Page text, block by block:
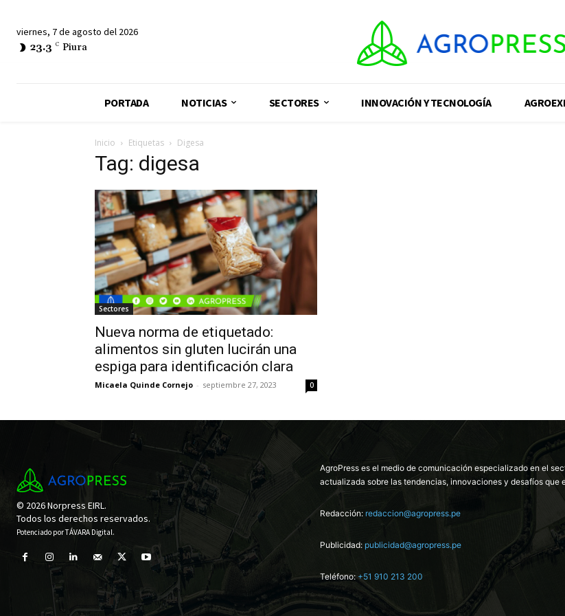
viernes, 7 de agosto del 2026
23.3 C Piura
PORTADA NOTICIAS SECTORES INNOVACIÓN Y TECNOLOGÍA
Inicio Etiquetas Digesa
Tag: digesa
Sectores
Nueva norma de etiquetado:
alimentos sin gluten lucirán una
espiga para identificación clara
Micaela Quinde Cornejo - septiembre 27, 2023 0
© 2026 Norpress EIRL.
Todos los derechos reservados.
Potenciado porTÁVARA Digital.
AgroPress es el medio de comunicación especializado en el
actualizada sobre las tendencias, innovaciones y desafíos que
Redacción: redaccion@agropress.pe
Publicidad: publicidad@agropress.pe
Teléfono: +51 910 213 200